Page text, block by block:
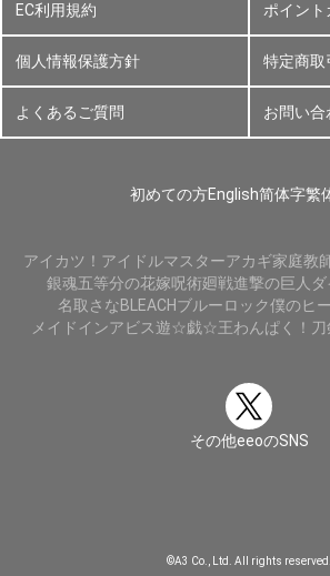
EC利用規約 ポイント
個人情報保護方針 特定商取
よくあるご質問 お問い合
初めての方English简体字繁
アイカツ！ アイドルマスターアカギ家庭教
銀魂五等分の花嫁呪術廻戦進撃の巨人
名取さなBLEACHブルーロック僕のヒ
メイドインアビス遊☆戯☆王わんぱく！刀
その他eeoのSNS
©A3 Co., Ltd. All rights reserved.